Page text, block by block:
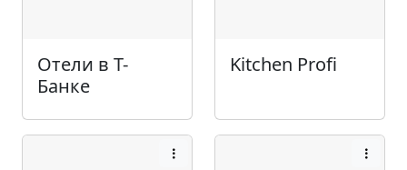
Отели в Т-
Банке
Kitchen Profi